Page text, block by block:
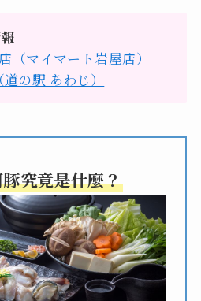
マイマート岩屋店）
の駅 あわじ）
究竟是什麼？